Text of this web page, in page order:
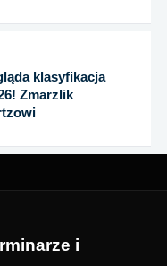
klasyfikacja
Zmarzlik
i